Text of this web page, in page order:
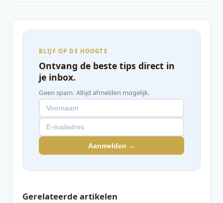
BLIJF OP DE HOOGTE
Ontvang de beste tips direct in
je inbox.
Geen spam. Altijd afmelden mogelijk.
Aanmelden →
Gerelateerde artikelen